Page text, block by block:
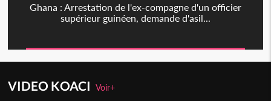
Ghana : Arrestation de l'ex-compagne d'un officier
supérieur guinéen, demande d'asil...
VIDEO KOACIVoir+